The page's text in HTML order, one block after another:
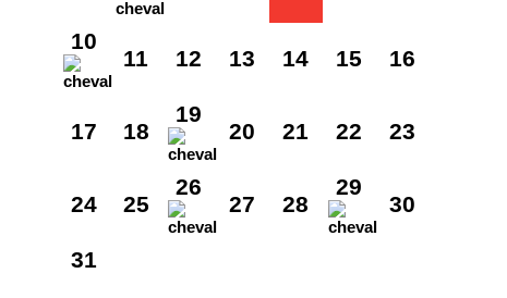
10
11 12 13 14 15 16
17 18
19
20 21 22 23
24 25
26
27 28
29
30
31